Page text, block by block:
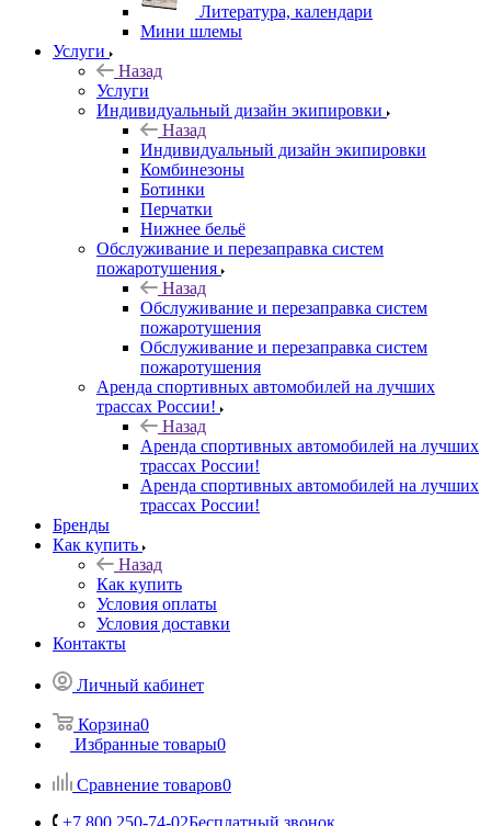
Литература, календари
Мини шлемы
Услуги
Назад
Услуги
Индивидуальный дизайн экипировки
Назад
Индивидуальный дизайн экипировки
Комбинезоны
Ботинки
Перчатки
Нижнее бельё
Обслуживание и перезаправка систем
пожаротушения
Назад
Обслуживание и перезаправка систем
пожаротушения
Обслуживание и перезаправка систем
пожаротушения
Аренда спортивных автомобилей на лучших
трассах России!
Назад
Аренда спортивных автомобилей на лучших
трассах России!
Аренда спортивных автомобилей на лучших
трассах России!
Бренды
Как купить
Назад
Как купить
Условия оплаты
Условия доставки
Контакты
Личный кабинет
Корзина0
Избранные товары0
Сравнение товаров0
+7 800 250-74-02Бесплатный звонок